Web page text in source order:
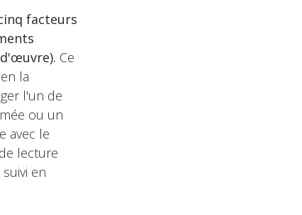
facteurs
Ce
la
l'un de
ou un
avec le
lecture
en